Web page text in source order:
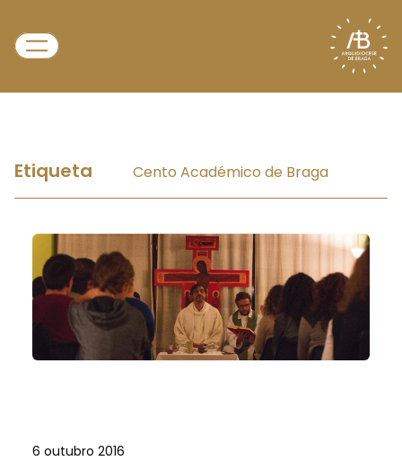
Etiqueta Cento Académico de Braga
6 outubro 2016